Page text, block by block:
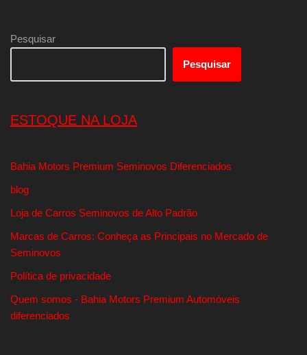
Pesquisar
Pesquisar
ESTOQUE NA LOJA
Bahia Motors Premium Seminovos Diferenciados
blog
Loja de Carros Seminovos de Alto Padrão
Marcas de Carros: Conheça as Principais no Mercado de
Seminovos
Política de privacidade
Quem somos - Bahia Motors Premium Automóveis
diferenciados